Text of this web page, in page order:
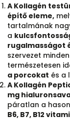
A Kollagén
építő eleme,
tartalmának
a
rugalmasságot
szervezet
természetesen
a porcokat és a
A Kollagén
mg
páratlan a
B6, B7, B12